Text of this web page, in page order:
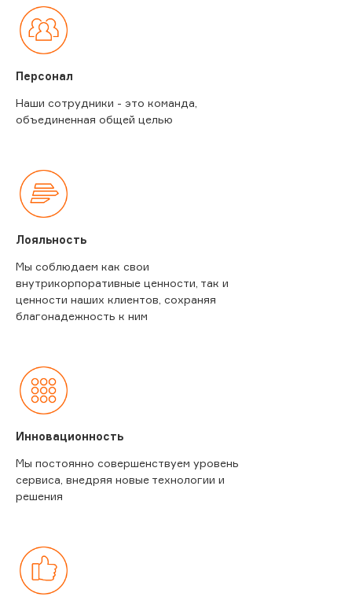
Персонал
Наши сотрудники - это команда,
объединенная общей целью
Лояльность
Мы соблюдаем как свои
внутрикорпоративные ценности, так и
ценности наших клиентов, сохраняя
благонадежность к ним
Инновационность
Мы постоянно совершенствуем уровень
сервиса, внедряя новые технологии и
решения